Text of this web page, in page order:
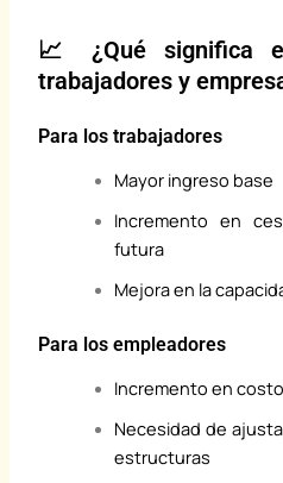
📈 ¿Qué significa
trabajadores y
Para los trabajadores
Mayor ingreso base
Incremento en
futura
Mejora en la
Para los empleadores
Incremento en
Necesidad de
estructuras